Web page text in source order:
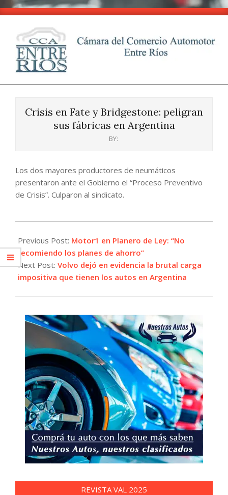
Skip
content
CCA
Entre
Crisis en Fate y Bridgestone: peligran
sus fábricas en Argentina
BY:
Los dos mayores productores de neumáticos
presentaron ante el Gobierno el “Proceso Preventivo
de Crisis”. Culparon al sindicato.
07-
17
Previous Post: Motor1 en Planero de Ley: “No
recomiendo los planes de ahorro”
Next Post: Volvo dejó en evidencia la brutal carga
impositiva que tienen los autos en Argentina
REVISTA VAL 2025